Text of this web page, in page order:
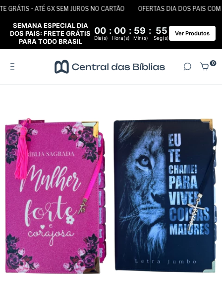
• ATÉ 6X SEM JUROS NO CARTÃO OFERTAS DIA DOS PAIS COM
SEMANA ESPECIAL DIA
DOS PAIS: FRETE GRÁTIS
PARA TODO BRASIL
00 : 00 : 59 : 55
Dia(s) Hora(s) Min(s) Seg(s)
Ver Produtos
0